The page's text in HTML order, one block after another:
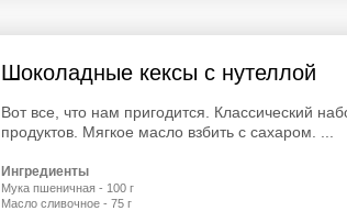
Шоколадные кексы с нутеллой
Вот все, что нам пригодится. Классический
продуктов. Мягкое масло взбить с сахаром. ...
Ингредиенты
Мука пшеничная - 100 г
Масло сливочное - 75 г